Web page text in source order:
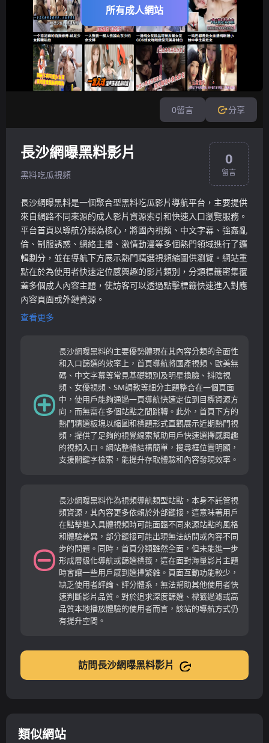
所有成人網站
0留言 分享
長沙網曝黑料影片
黑料吃瓜視頻
0
留言
長沙網曝黑料是一個聚合型黑料吃瓜影片導航平台，主要提供
來自網路不同來源的成人影片資源索引和快速入口瀏覽服務。
平台首頁以導航分類為核心，將國內視頻、中文字幕、強姦亂
倫、制服誘惑、網絡主播、激情動漫等多個熱門領域進行了邏
輯劃分，並在導航下方展示熱門精選視頻縮圖供瀏覽。網站重
點在於為使用者快速定位感興趣的影片類別，分類標籤密集覆
蓋多個成人內容主題，使訪客可以透過點擊標籤快速進入對應
內容頁面或外鏈資源。
查看更多
長沙網曝黑料的主要優勢體現在其內容分類的全面性
和入口篩選的效率上，首頁導航將國產視頻、歐美無
碼、中文字幕等常見基礎類別及明星換臉、抖陰視
頻、女優視頻、SM調教等細分主題整合在一個頁面
中，使用戶能夠通過一頁導航快速定位到目標資源方
向，而無需在多個站點之間跳轉。此外，首頁下方的
熱門精選板塊以縮圖和標題形式直觀展示近期熱門視
頻，提供了足夠的視覺線索幫助用戶快速選擇感興趣
的視頻入口。網站整體結構簡單，搜尋框位置明顯，
支援關鍵字檢索，能提升存取體驗和內容發現效率。
長沙網曝黑料作為視頻導航類型站點，本身不託管視
頻資源，其內容更多依賴於外部鏈接，這意味著用戶
在點擊進入具體視頻時可能面臨不同來源站點的風格
和體驗差異，部分鏈接可能出現無法訪問或內容不同
步的問題。同時，首頁分類雖然全面，但未能進一步
形成層級化導航或篩選標籤，這在面對海量影片主題
時會讓一些用戶感到選擇繁雜。頁面互動功能較少，
缺乏使用者評論、評分體系，無法幫助其他使用者快
速判斷影片品質。對於追求深度篩選、標籤過濾或高
品質本地播放體驗的使用者而言，該站的導航方式仍
有提升空間。
訪問長沙網曝黑料影片
類似網站